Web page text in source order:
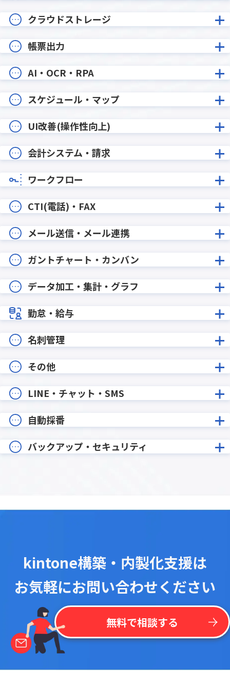
クラウドストレージ
帳票出力
AI・OCR・RPA
スケジュール・マップ
UI改善(操作性向上)
会計システム・請求
ワークフロー
CTI(電話)・FAX
メール送信・メール連携
ガントチャート・カンバン
データ加工・集計・グラフ
勤怠・給与
名刺管理
その他
LINE・チャット・SMS
自動採番
バックアップ・セキュリティ
kintone構築・内製化支援は
お気軽にお問い合わせください
無料で相談する